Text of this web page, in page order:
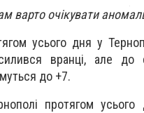
варто очікувати
усього дня у
вранці, але до
до +7.
протягом